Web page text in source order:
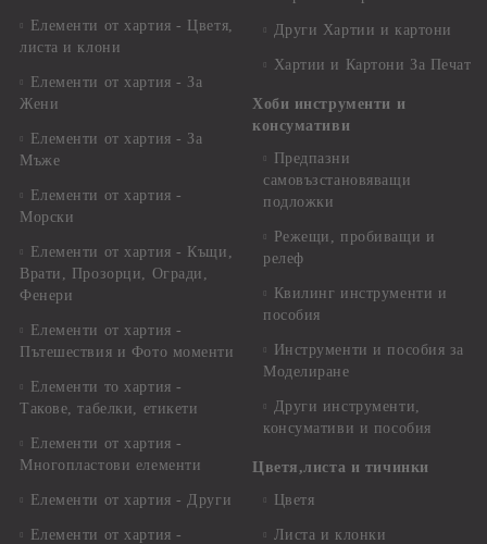
Елементи от хартия - Цветя,
листа и клони
Елементи от хартия - За
Жени
Елементи от хартия - За
Мъже
Елементи от хартия -
Морски
Елементи от хартия - Къщи,
Врати, Прозорци, Огради,
Фенери
Елементи от хартия -
Пътешествия и Фото моменти
Елементи то хартия -
Такове, табелки, етикети
Елементи от хартия -
Многопластови елементи
Елементи от хартия - Други
Елементи от хартия -
Други Хартии и картони
Хартии и Картони За Печат
Хоби инструменти и
консумативи
Предпазни
самовъзстановяващи
подложки
Режещи, пробиващи и
релеф
Квилинг инструменти и
пособия
Инструменти и пособия за
Моделиране
Други инструменти,
консумативи и пособия
Цветя,листа и тичинки
Цветя
Листа и клонки